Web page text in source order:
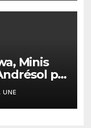
Minis
pa
pou
UNE